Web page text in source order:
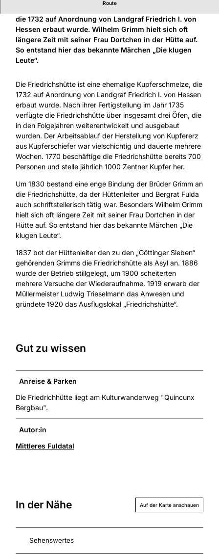
Route
die 1732 auf Anordnung von Landgraf Friedrich I. von
Hessen erbaut wurde. Wilhelm Grimm hielt sich oft
längere Zeit mit seiner Frau Dortchen in der Hütte auf.
So entstand hier das bekannte Märchen „Die klugen
Leute“.
Die Friedrichshütte ist eine ehemalige Kupferschmelze, die
1732 auf Anordnung von Landgraf Friedrich I. von Hessen
erbaut wurde. Nach ihrer Fertigstellung im Jahr 1735
verfügte die Friedrichshütte über insgesamt drei Öfen, die
in den Folgejahren weiterentwickelt und ausgebaut
wurden. Der Arbeitsablauf der Herstellung von Kupfererz
aus Kupferschiefer war vielschichtig und dauerte mehrere
Wochen. 1770 beschäftige die Friedrichshütte bereits 700
Personen und stelle jährlich 1000 Zentner Kupfer her.
Um 1830 bestand eine enge Bindung der Brüder Grimm an
die Friedrichshütte, da der Hüttenleiter und Bergrat Fulda
auch schriftstellerisch tätig war. Besonders Wilhelm Grimm
hielt sich oft längere Zeit mit seiner Frau Dortchen in der
Hütte auf. So entstand hier das bekannte Märchen „Die
klugen Leute“.
1837 bot der Hüttenleiter den zu den „Göttinger Sieben“
gehörenden Grimms die Friedrichshütte als Asyl an. 1886
wurde der Betrieb stillgelegt, um 1900 scheiterten
mehrere Versuche der Wiederaufnahme. 1919 erwarb der
Müllermeister Ludwig Trieselmann das Anwesen und
gründete 1920 das Ausflugslokal „Friedrichshütte“.
Gut zu wissen
Anreise & Parken
Die Friedrichhütte liegt am Kulturwanderweg "Quincunx
Bergbau".
Autor:in
Mittleres Fuldatal
In der Nähe Auf der Karte anschauen
Sehenswertes